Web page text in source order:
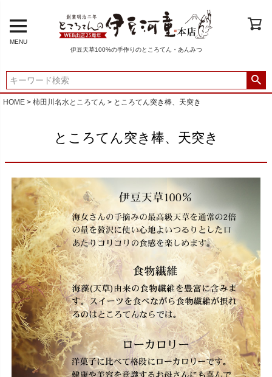
MENU
伊豆天草100%の手作りのところてん・あんみつ
HOME 柿田川名水ところてん ところてん突き棒、天突き
ところてん突き棒、天突き